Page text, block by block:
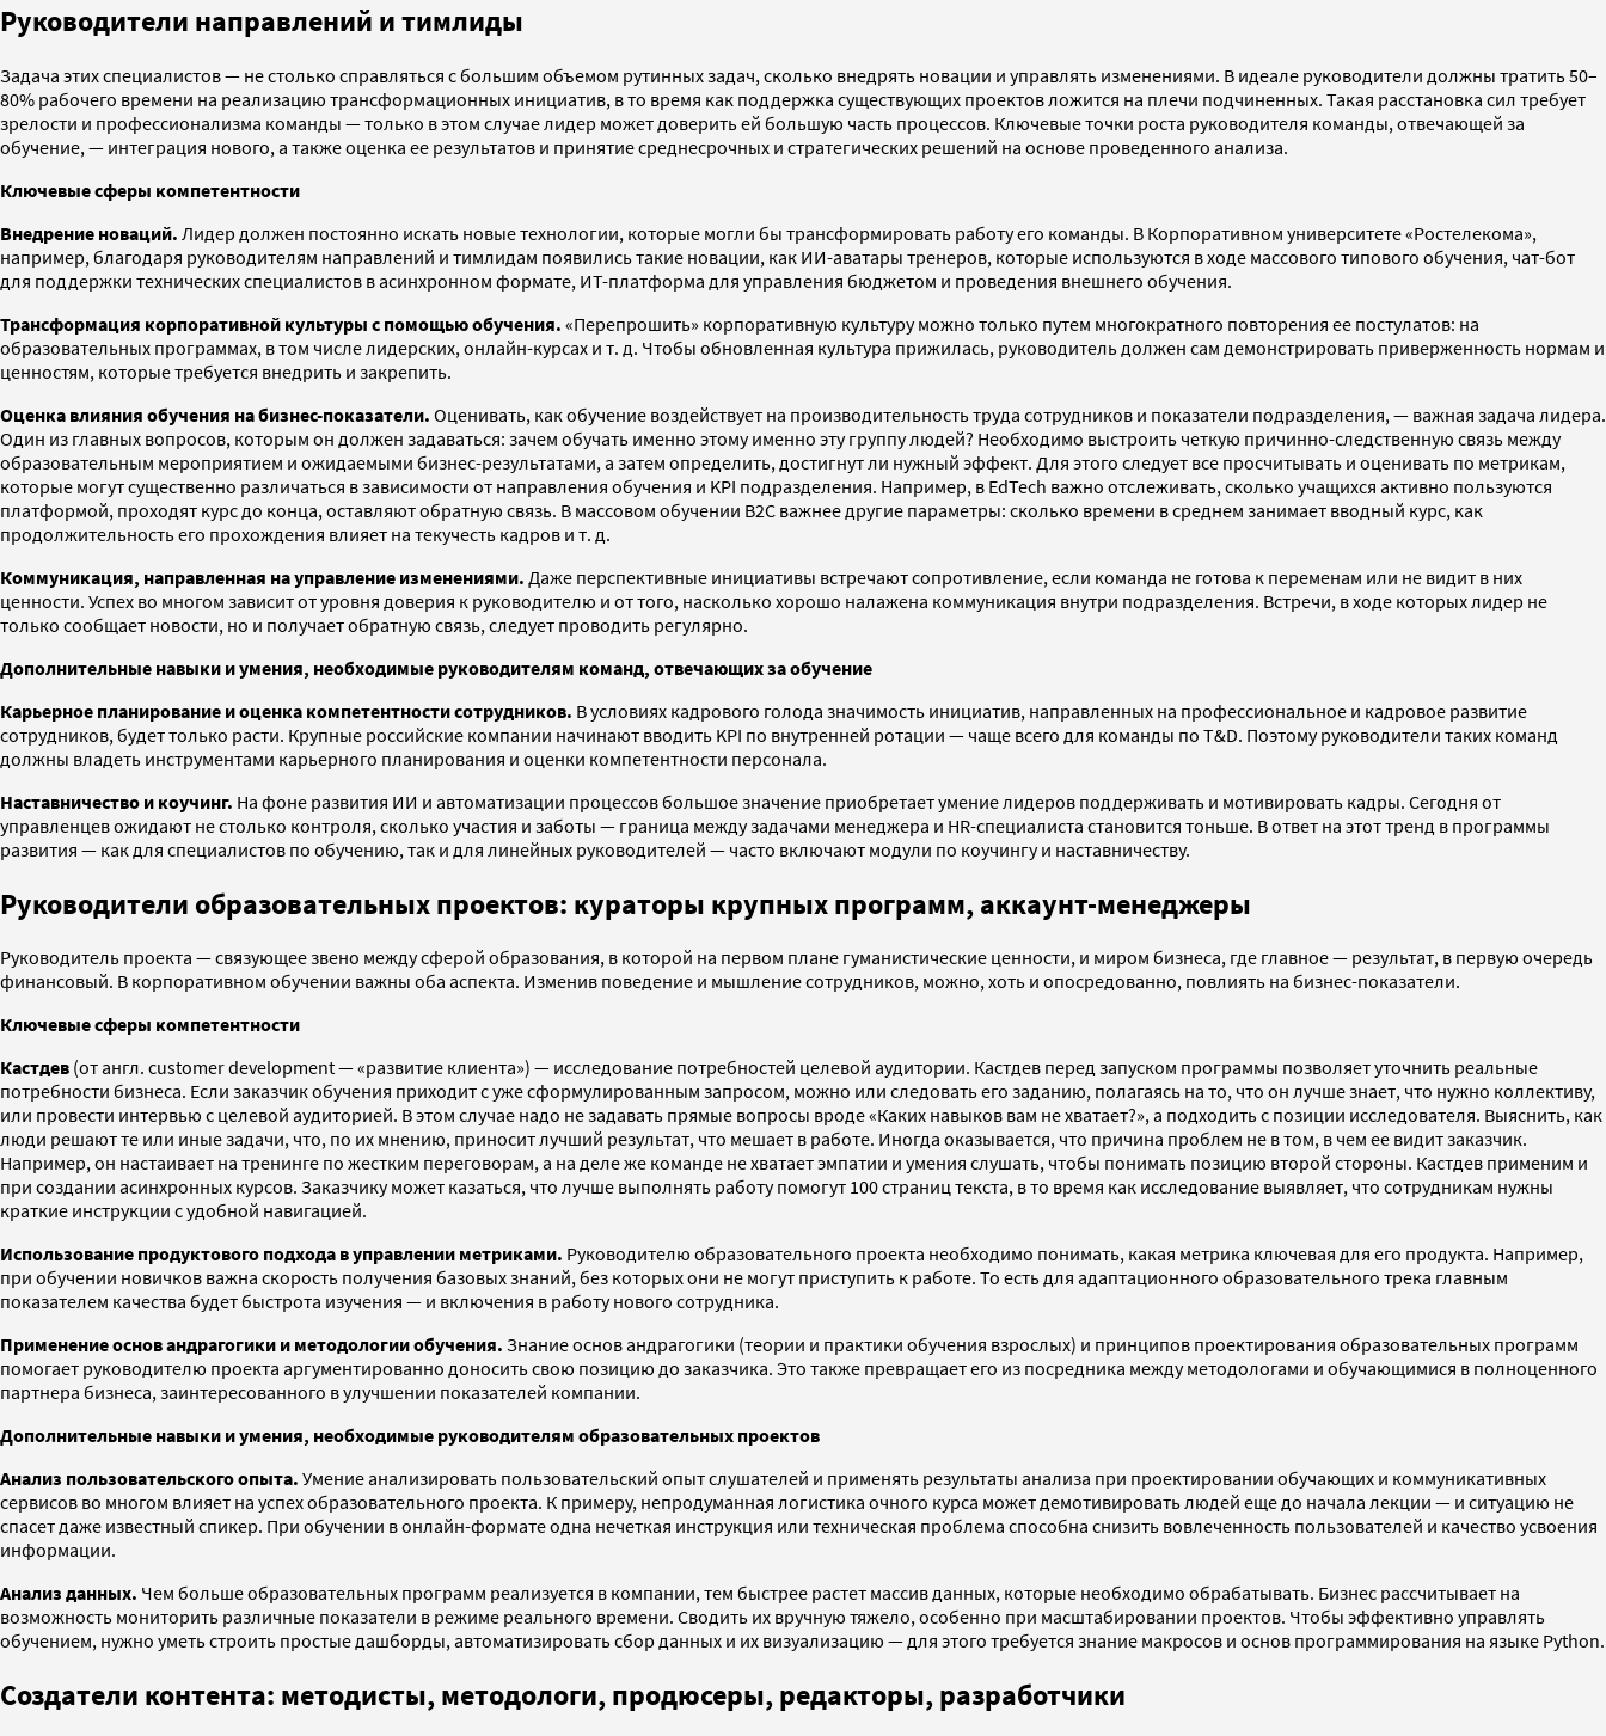
Руководители направлений и тимлиды
Задача этих специалистов — не столько справляться с большим объемом рутинных задач, сколько внедрять новации и управлять изменениями. В идеале руководители должны тратить 50–
80% рабочего времени на реализацию трансформационных инициатив, в то время как поддержка существующих проектов ложится на плечи подчиненных. Такая расстановка сил требует
зрелости и профессионализма команды — только в этом случае лидер может доверить ей большую часть процессов. Ключевые точки роста руководителя команды, отвечающей за
обучение, — интеграция нового, а также оценка ее результатов и принятие среднесрочных и стратегических решений на основе проведенного анализа.
Ключевые сферы компетентности
Внедрение новаций. Лидер должен постоянно искать новые технологии, которые могли бы трансформировать работу его команды. В Корпоративном университете «Ростелекома»,
например, благодаря руководителям направлений и тимлидам появились такие новации, как ИИ-аватары тренеров, которые используются в ходе массового типового обучения, чат-бот
для поддержки технических специалистов в асинхронном формате, ИТ-платформа для управления бюджетом и проведения внешнего обучения.
Трансформация корпоративной культуры с помощью обучения. «Перепрошить» корпоративную культуру можно только путем многократного повторения ее постулатов: на
образовательных программах, в том числе лидерских, онлайн-курсах и т. д. Чтобы обновленная культура прижилась, руководитель должен сам демонстрировать приверженность нормам и
ценностям, которые требуется внедрить и закрепить.
Оценка влияния обучения на бизнес-показатели. Оценивать, как обучение воздействует на производительность труда сотрудников и показатели подразделения, — важная задача лидера.
Один из главных вопросов, которым он должен задаваться: зачем обучать именно этому именно эту группу людей? Необходимо выстроить четкую причинно-следственную связь между
образовательным мероприятием и ожидаемыми бизнес-результатами, а затем определить, достигнут ли нужный эффект. Для этого следует все просчитывать и оценивать по метрикам,
которые могут существенно различаться в зависимости от направления обучения и KPI подразделения. Например, в EdTech важно отслеживать, сколько учащихся активно пользуются
платформой, проходят курс до конца, оставляют обратную связь. В массовом обучении B2C важнее другие параметры: сколько времени в среднем занимает вводный курс, как
продолжительность его прохождения влияет на текучесть кадров и т. д.
Коммуникация, направленная на управление изменениями. Даже перспективные инициативы встречают сопротивление, если команда не готова к переменам или не видит в них
ценности. Успех во многом зависит от уровня доверия к руководителю и от того, насколько хорошо налажена коммуникация внутри подразделения. Встречи, в ходе которых лидер не
только сообщает новости, но и получает обратную связь, следует проводить регулярно.
Дополнительные навыки и умения, необходимые руководителям команд, отвечающих за обучение
Карьерное планирование и оценка компетентности сотрудников. В условиях кадрового голода значимость инициатив, направленных на профессиональное и кадровое развитие
сотрудников, будет только расти. Крупные российские компании начинают вводить KPI по внутренней ротации — чаще всего для команды по T&D. Поэтому руководители таких команд
должны владеть инструментами карьерного планирования и оценки компетентности персонала.
Наставничество и коучинг. На фоне развития ИИ и автоматизации процессов большое значение приобретает умение лидеров поддерживать и мотивировать кадры. Сегодня от
управленцев ожидают не столько контроля, сколько участия и заботы — граница между задачами менеджера и HR-специалиста становится тоньше. В ответ на этот тренд в программы
развития — как для специалистов по обучению, так и для линейных руководителей — часто включают модули по коучингу и наставничеству.
Руководители образовательных проектов: кураторы крупных программ, аккаунт-менеджеры
Руководитель проекта — связующее звено между сферой образования, в которой на первом плане гуманистические ценности, и миром бизнеса, где главное — результат, в первую очередь
финансовый. В корпоративном обучении важны оба аспекта. Изменив поведение и мышление сотрудников, можно, хоть и опосредованно, повлиять на бизнес-показатели.
Ключевые сферы компетентности
Кастдев (от англ. customer development — «развитие клиента») — исследование потребностей целевой аудитории. Кастдев перед запуском программы позволяет уточнить реальные
потребности бизнеса. Если заказчик обучения приходит с уже сформулированным запросом, можно или следовать его заданию, полагаясь на то, что он лучше знает, что нужно коллективу,
или провести интервью с целевой аудиторией. В этом случае надо не задавать прямые вопросы вроде «Каких навыков вам не хватает?», а подходить с позиции исследователя. Выяснить, как
люди решают те или иные задачи, что, по их мнению, приносит лучший результат, что мешает в работе. Иногда оказывается, что причина проблем не в том, в чем ее видит заказчик.
Например, он настаивает на тренинге по жестким переговорам, а на деле же команде не хватает эмпатии и умения слушать, чтобы понимать позицию второй стороны. Кастдев применим и
при создании асинхронных курсов. Заказчику может казаться, что лучше выполнять работу помогут 100 страниц текста, в то время как исследование выявляет, что сотрудникам нужны
краткие инструкции с удобной навигацией.
Использование продуктового подхода в управлении метриками. Руководителю образовательного проекта необходимо понимать, какая метрика ключевая для его продукта. Например,
при обучении новичков важна скорость получения базовых знаний, без которых они не могут приступить к работе. То есть для адаптационного образовательного трека главным
показателем качества будет быстрота изучения — и включения в работу нового сотрудника.
Применение основ андрагогики и методологии обучения. Знание основ андрагогики (теории и практики обучения взрослых) и принципов проектирования образовательных программ
помогает руководителю проекта аргументированно доносить свою позицию до заказчика. Это также превращает его из посредника между методологами и обучающимися в полноценного
партнера бизнеса, заинтересованного в улучшении показателей компании.
Дополнительные навыки и умения, необходимые руководителям образовательных проектов
Анализ пользовательского опыта. Умение анализировать пользовательский опыт слушателей и применять результаты анализа при проектировании обучающих и коммуникативных
сервисов во многом влияет на успех образовательного проекта. К примеру, непродуманная логистика очного курса может демотивировать людей еще до начала лекции — и ситуацию не
спасет даже известный спикер. При обучении в онлайн-формате одна нечеткая инструкция или техническая проблема способна снизить вовлеченность пользователей и качество усвоения
информации.
Анализ данных. Чем больше образовательных программ реализуется в компании, тем быстрее растет массив данных, которые необходимо обрабатывать. Бизнес рассчитывает на
возможность мониторить различные показатели в режиме реального времени. Сводить их вручную тяжело, особенно при масштабировании проектов. Чтобы эффективно управлять
обучением, нужно уметь строить простые дашборды, автоматизировать сбор данных и их визуализацию — для этого требуется знание макросов и основ программирования на языке Python.
Создатели контента: методисты, методологи, продюсеры, редакторы, разработчики